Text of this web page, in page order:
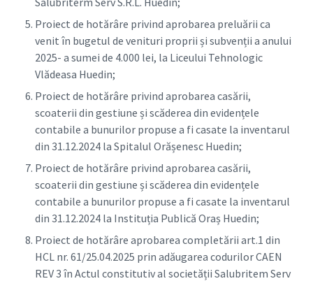
Proiect de hotărâre privind aprobarea preluării ca
venit în bugetul de venituri proprii și subvenții a anului
2025- a sumei de 4.000 lei, la Liceului Tehnologic
Vlădeasa Huedin;
Proiect de hotărâre privind aprobarea casării,
scoaterii din gestiune și scăderea din evidențele
contabile a bunurilor propuse a fi casate la inventarul
din 31.12.2024 la Spitalul Orășenesc Huedin;
Proiect de hotărâre privind aprobarea casării,
scoaterii din gestiune și scăderea din evidențele
contabile a bunurilor propuse a fi casate la inventarul
din 31.12.2024 la Instituția Publică Oraș Huedin;
Proiect de hotărâre aprobarea completării art.1 din
HCL nr. 61/25.04.2025 prin adăugarea codurilor CAEN
REV 3 în Actul constitutiv al societății Salubritem Serv